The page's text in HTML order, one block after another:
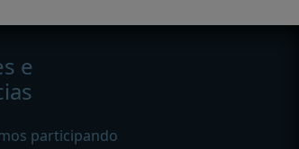
e
participando